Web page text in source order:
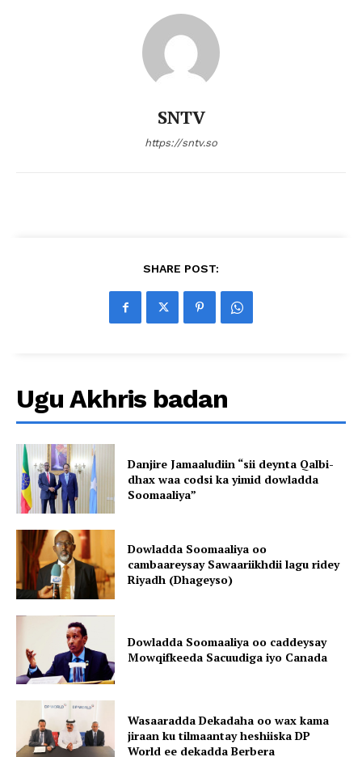
SNTV
https://sntv.so
SHARE POST:
Ugu Akhris badan
Danjire Jamaaludiin “sii deynta Qalbi-
dhax waa codsi ka yimid dowladda
Soomaaliya”
Dowladda Soomaaliya oo
cambaareysay Sawaariikhdii lagu ridey
Riyadh (Dhageyso)
Dowladda Soomaaliya oo caddeysay
Mowqifkeeda Sacuudiga iyo Canada
Wasaaradda Dekadaha oo wax kama
jiraan ku tilmaantay heshiiska DP
World ee dekadda Berbera